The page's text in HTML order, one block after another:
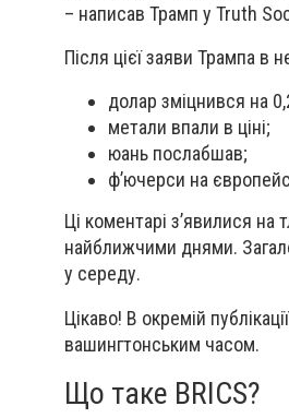
– написав Трамп у Truth
Після цієї заяви Трампа в
долар зміцнився на
метали впали в ціні;
юань послабшав;
ф’ючерси на
Ці коментарі з’явилися
найближчими днями.
у середу.
Цікаво! В окремій
вашингтонським часом.
Що таке BRICS?